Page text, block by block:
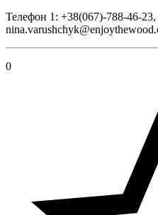
Телефон 1: +38(067)-788-46-
0